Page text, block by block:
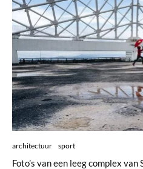
architectuur sport
Foto’s van een leeg complex